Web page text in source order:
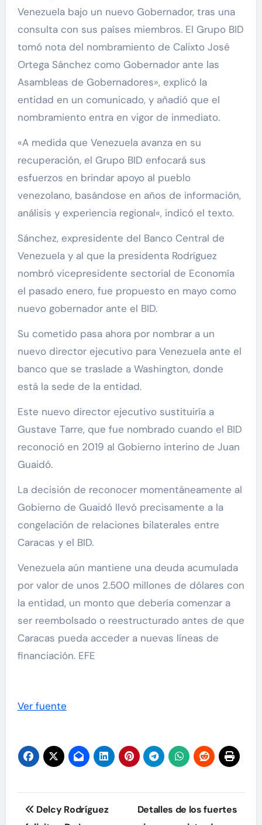
Venezuela bajo un nuevo Gobernador, tras una
consulta con sus países miembros. El Grupo BID
tomó nota del nombramiento de Calixto José
Ortega Sánchez como Gobernador ante las
Asambleas de Gobernadores», explicó la
entidad en un comunicado, y añadió que el
nombramiento entra en vigor de inmediato.
«A medida que Venezuela avanza en su
recuperación, el Grupo BID enfocará sus
esfuerzos en brindar apoyo al pueblo
venezolano, basándose en años de información,
análisis y experiencia regional«, indicó el texto.
Sánchez, expresidente del Banco Central de
Venezuela y al que la presidenta Rodríguez
nombró vicepresidente sectorial de Economía
el pasado enero, fue propuesto en mayo como
nuevo gobernador ante el BID.
Su cometido pasa ahora por nombrar a un
nuevo director ejecutivo para Venezuela ante el
banco que se traslade a Washington, donde
está la sede de la entidad.
Este nuevo director ejecutivo sustituiría a
Gustave Tarre, que fue nombrado cuando el BID
reconoció en 2019 al Gobierno interino de Juan
Guaidó.
La decisión de reconocer momentáneamente al
Gobierno de Guaidó llevó precisamente a la
congelación de relaciones bilaterales entre
Caracas y el BID.
Venezuela aún mantiene una deuda acumulada
por valor de unos 2.500 millones de dólares con
la entidad, un monto que debería comenzar a
ser reembolsado o reestructurado antes de que
Caracas pueda acceder a nuevas líneas de
financiación. EFE
Ver fuente
Navegación
Delcy Rodríguez
Detalles de los fuertes